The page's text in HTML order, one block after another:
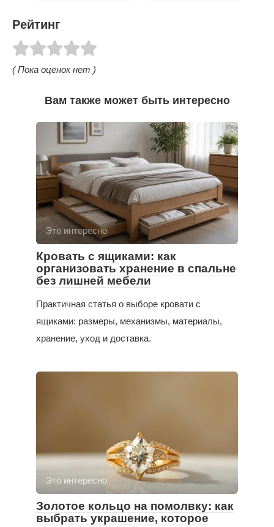
Рейтинг
( Пока оценок нет )
Вам также может быть интересно
Это интересно
Кровать с ящиками: как
организовать хранение в спальне
без лишней мебели
Практичная статья о выборе кровати с
ящиками: размеры, механизмы, материалы,
хранение, уход и доставка.
Это интересно
Золотое кольцо на помолвку: как
выбрать украшение, которое